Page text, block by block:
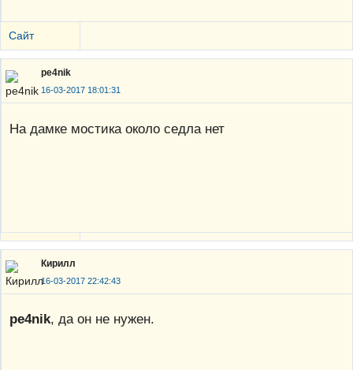
Сайт
pe4nik
16-03-2017 18:01:31
На дамке мостика около седла нет
Кирилл
16-03-2017 22:42:43
pe4nik, да он не нужен.